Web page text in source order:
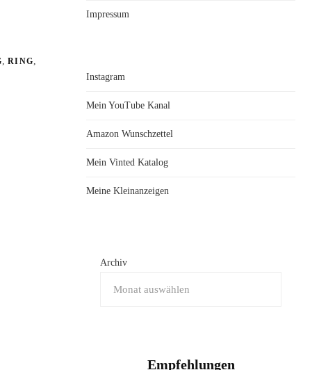
,RING,
Impressum
Instagram
Mein YouTube Kanal
Amazon Wunschzettel
Mein Vinted Katalog
Meine Kleinanzeigen
Archiv
Empfehlungen